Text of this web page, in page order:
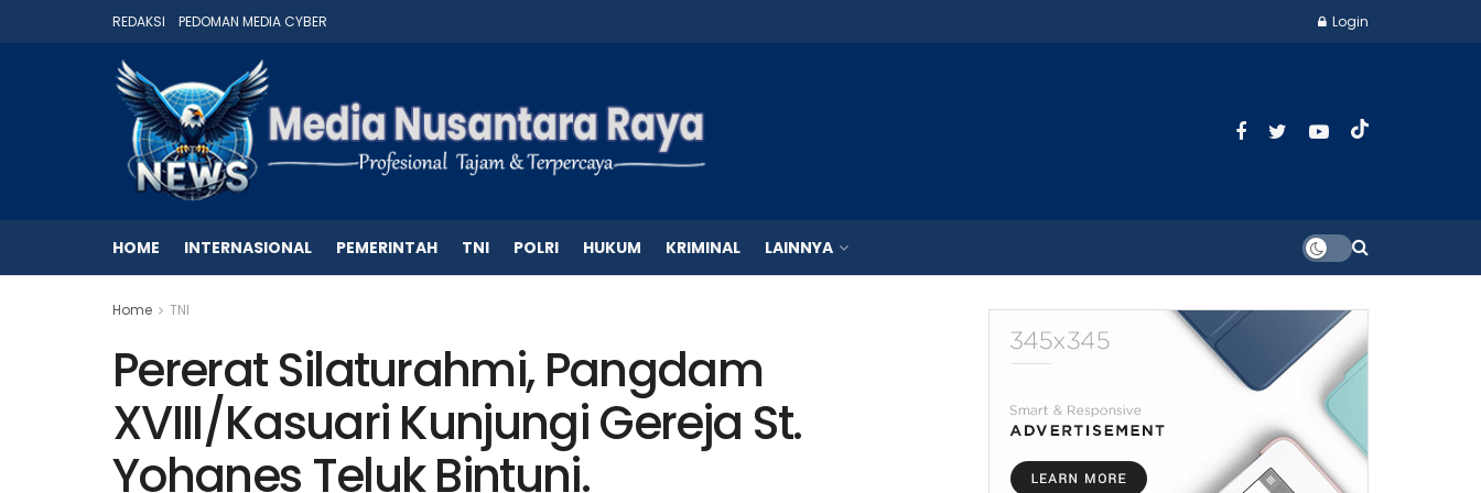
REDAKSI PEDOMAN MEDIA CYBER Login
HOME INTERNASIONAL PEMERINTAH TNI POLRI HUKUM KRIMINAL LAINNYA
Home TNI
Pererat Silaturahmi, Pangdam
XVIII/Kasuari Kunjungi Gereja St.
Yohanes Teluk Bintuni.